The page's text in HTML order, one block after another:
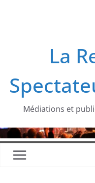
La
Médiations et